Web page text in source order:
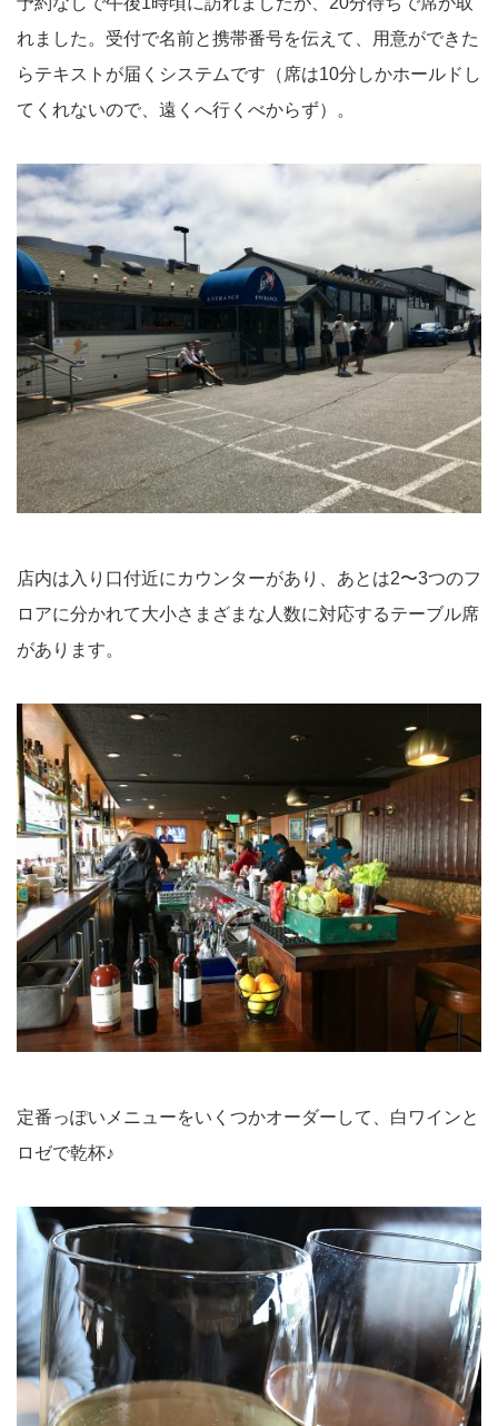
れました。受付で名前と携帯番号を伝えて、用意ができた
らテキストが届くシステムです（席は10分しかホールドし
てくれないので、遠くへ行くべからず）。
店内は入り口付近にカウンターがあり、あとは2〜3つのフ
ロアに分かれて大小さまざまな人数に対応するテーブル席
があります。
定番っぽいメニューをいくつかオーダーして、白ワインと
ロゼで乾杯♪